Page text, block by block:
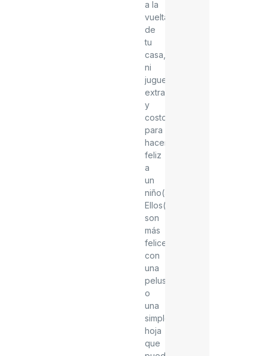
a la
vuelta
de
tu
casa,
ni
juguetes
extravagantes
y
costosos
para
hacer
feliz
a
un
niño(a).
Ellos(as)
son
más
felices
con
una
pelusa
o
una
simple
hoja
que